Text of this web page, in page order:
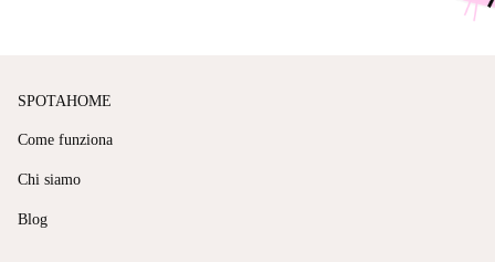
SPOTAHOME
Come funziona
Chi siamo
Blog